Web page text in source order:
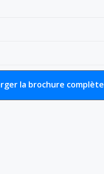
la brochure complète